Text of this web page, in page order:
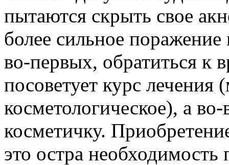
пытаются скрыть свое
более сильное
во-первых, обратиться к
посоветует курс лечения
косметологическое), а
косметичку.
это остра необходимость